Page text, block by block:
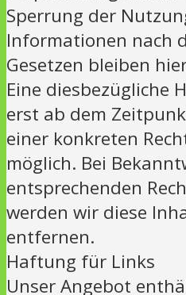
Sperrung der
Informationen nach
Gesetzen bleiben
Eine diesbezügliche
erst ab dem
einer konkreten
möglich. Bei
entsprechenden
werden wir diese
entfernen.
Haftung für Links
Unser Angebot